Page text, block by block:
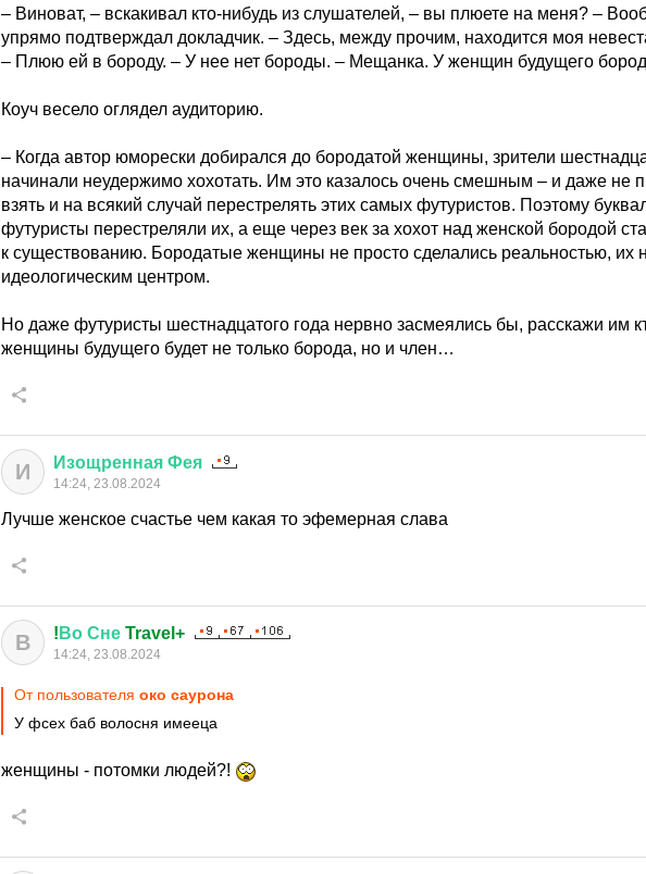
– Виноват, – вскакивал кто-нибудь из слушателей, – вы плюете на меня? –
упрямо подтверждал докладчик. – Здесь, между прочим, находится моя
– Плюю ей в бороду. – У нее нет бороды. – Мещанка. У женщин будущего
Коуч весело оглядел аудиторию.
– Когда автор юморески добирался до бородатой женщины, зрители
начинали неудержимо хохотать. Им это казалось очень смешным – и даже не
взять и на всякий случай перестрелять этих самых футуристов. Поэтому
футуристы перестреляли их, а еще через век за хохот над женской бородой
к существованию. Бородатые женщины не просто сделались реальностью, их
идеологическим центром.
Но даже футуристы шестнадцатого года нервно засмеялись бы, расскажи им
женщины будущего будет не только борода, но и член…
И Изощренная Фея
14:24, 23.08.2024
Лучше женское счастье чем какая то эфемерная слава
В ! Во Сне Travel+
14:24, 23.08.2024
От пользователя око саурона
У фсех баб волосня имееца
женщины - потомки людей?!